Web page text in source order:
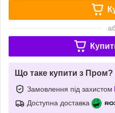
Що таке купити з Пром?
Замовлення під захистом
Доступна доставка